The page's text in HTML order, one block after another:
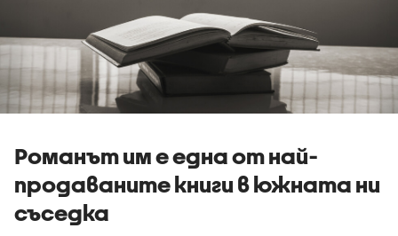
Романът им е една от най-
продаваните книги в южната ни
съседка